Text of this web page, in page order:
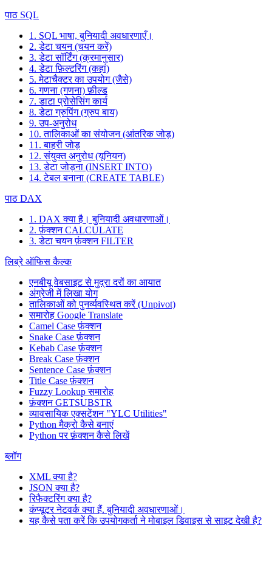
पाठ SQL
1. SQL भाषा, बुनियादी अवधारणाएँ।
2. डेटा चयन (चयन करें)
3. डेटा सॉर्टिंग (क्रमानुसार)
4. डेटा फ़िल्टरिंग (कहां)
5. मेटाचैक्टर का उपयोग (जैसे)
6. गणना (गणना) फ़ील्ड
7. डाटा प्रोसेसिंग कार्य
8. डेटा ग्रुपिंग (ग्रुप बाय)
9. उप-अनुरोध
10. तालिकाओं का संयोजन (आंतरिक जोड़)
11. बाहरी जोड़
12. संयुक्त अनुरोध (यूनियन)
13. डेटा जोड़ना (INSERT INTO)
14. टेबल बनाना (CREATE TABLE)
पाठ DAX
1. DAX क्या है। बुनियादी अवधारणाओं।
2. फ़ंक्शन CALCULATE
3. डेटा चयन फ़ंक्शन FILTER
लिब्रे ऑफिस कैल्क
एनबीयू वेबसाइट से मुद्रा दरों का आयात
अंग्रेजी में लिखा योग
तालिकाओं को पुनर्व्यवस्थित करें (Unpivot)
समारोह Google Translate
Camel Case फ़ंक्शन
Snake Case फ़ंक्शन
Kebab Case फ़ंक्शन
Break Case फ़ंक्शन
Sentence Case फ़ंक्शन
Title Case फ़ंक्शन
Fuzzy Lookupसमारोह
फ़ंक्शन GETSUBSTR
व्यावसायिक एक्सटेंशन "YLC Utilities"
Python मैक्रो कैसे बनाएं
Python पर फ़ंक्शन कैसे लिखें
ब्लॉग
XML क्या है?
JSON क्या है?
रिफैक्टरिंग क्या है?
कंप्यूटर नेटवर्क क्या हैं. बुनियादी अवधारणाओं।
यह कैसे पता करें कि उपयोगकर्ता ने मोबाइल डिवाइस से साइट देखी है?